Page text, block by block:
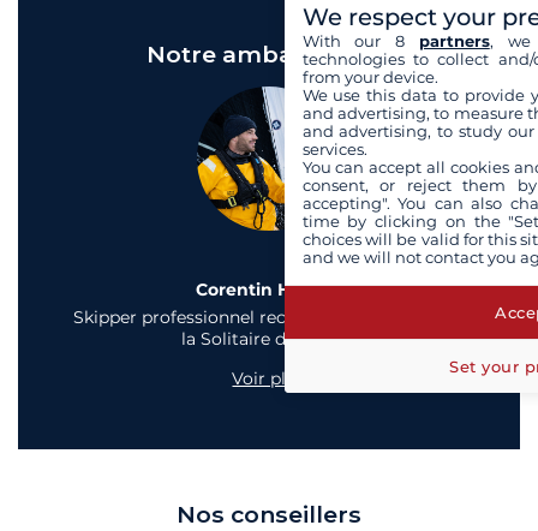
Notre ambassadeur
Corentin Horeau
Skipper professionnel reconnu et vainqueur de
la Solitaire du Figaro
Voir plus
Nos conseillers
We respect your
With our 8 partners, we
technologies to collect
from your device.
We use this data to provide
and advertising, to measure
and advertising, to study
services.
You can accept all cookies
consent, or reject them
accepting". You can also
time by clicking on the
choices will be valid for this
and we will not contact you
Set your